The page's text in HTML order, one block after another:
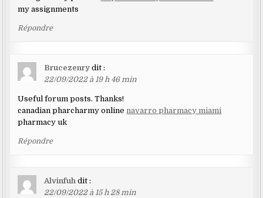
my assignments
Répondre
Brucezenry dit :
22/09/2022 à 19 h 46 min
Useful forum posts. Thanks!
canadian pharcharmy onlinenavarro pharmacy miami
pharmacy uk
Répondre
Alvinfuh dit :
22/09/2022 à 15 h 28 min